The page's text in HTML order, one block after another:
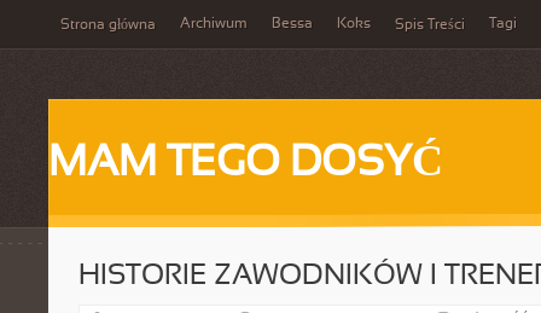
Strona główna Archiwum Bessa Koks Spis Treści Tagi
MAM TEGO DOSYĆ
HISTORIE ZAWODNIKÓW I